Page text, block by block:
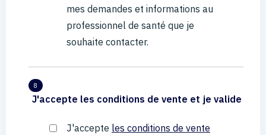
mes demandes et informations au
professionnel de santé que je
souhaite contacter.
8
J'accepte les conditions de vente et je valide
J'accepte les conditions de vente